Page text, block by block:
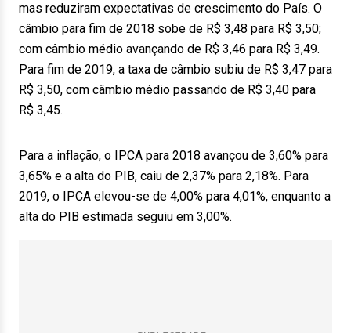
mas reduziram expectativas de crescimento do País. O
câmbio para fim de 2018 sobe de R$ 3,48 para R$ 3,50;
com câmbio médio avançando de R$ 3,46 para R$ 3,49.
Para fim de 2019, a taxa de câmbio subiu de R$ 3,47 para
R$ 3,50, com câmbio médio passando de R$ 3,40 para
R$ 3,45.
Para a inflação, o IPCA para 2018 avançou de 3,60% para
3,65% e a alta do PIB, caiu de 2,37% para 2,18%. Para
2019, o IPCA elevou-se de 4,00% para 4,01%, enquanto a
alta do PIB estimada seguiu em 3,00%.